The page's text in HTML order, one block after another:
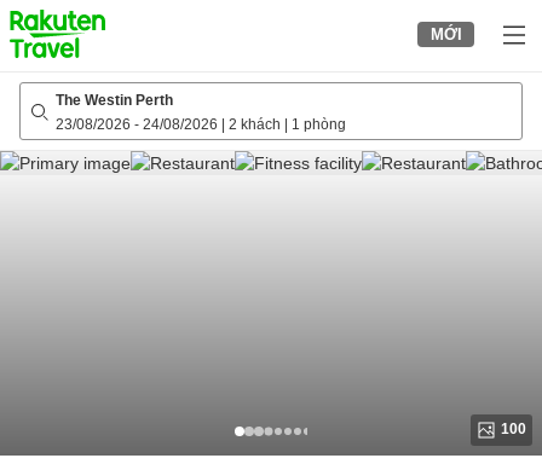
to
top
page
MỚI
The Westin Perth
23/08/2026 - 24/08/2026 2 khách 1 phòng
100